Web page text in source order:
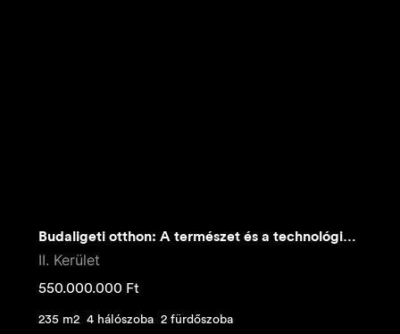
Budaligeti otthon: A természet és a technológia harmóniája
II. Kerület
550.000.000 Ft
235 m2 4 hálószoba 2 fürdőszoba